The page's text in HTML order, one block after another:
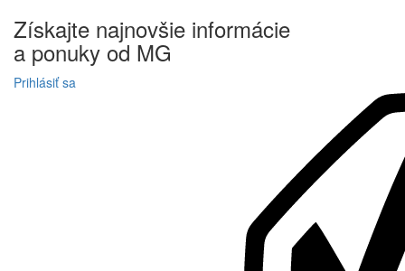
Získajte najnovšie informácie
a ponuky od MG
Prihlásiť sa